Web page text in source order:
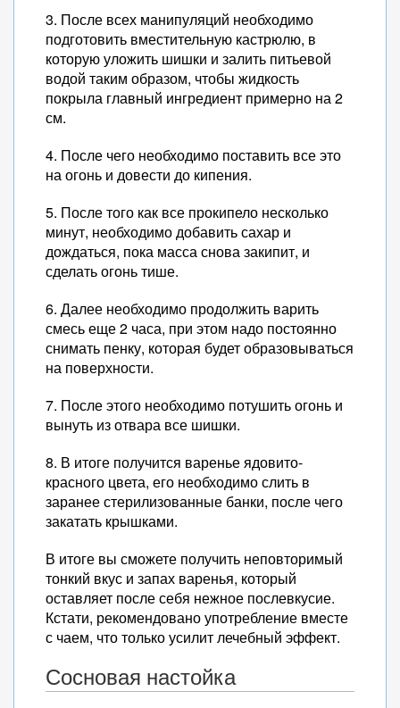
3. После всех манипуляций необходимо
подготовить вместительную кастрюлю, в
которую уложить шишки и залить питьевой
водой таким образом, чтобы жидкость
покрыла главный ингредиент примерно на 2
см.
4. После чего необходимо поставить все это
на огонь и довести до кипения.
5. После того как все прокипело несколько
минут, необходимо добавить сахар и
дождаться, пока масса снова закипит, и
сделать огонь тише.
6. Далее необходимо продолжить варить
смесь еще 2 часа, при этом надо постоянно
снимать пенку, которая будет образовываться
на поверхности.
7. После этого необходимо потушить огонь и
вынуть из отвара все шишки.
8. В итоге получится варенье ядовито-
красного цвета, его необходимо слить в
заранее стерилизованные банки, после чего
закатать крышками.
В итоге вы сможете получить неповторимый
тонкий вкус и запах варенья, который
оставляет после себя нежное послевкусие.
Кстати, рекомендовано употребление вместе
с чаем, что только усилит лечебный эффект.
Сосновая настойка